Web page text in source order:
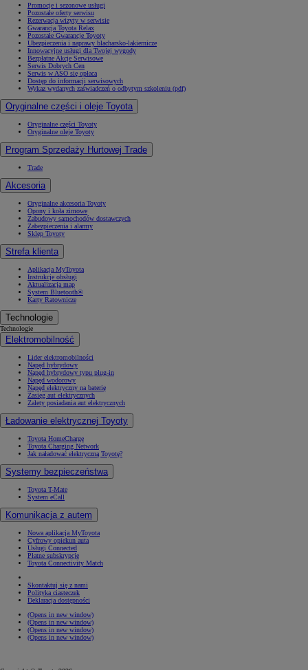
Promocje i sezonowe usługi
Pozostałe oferty serwisu
Rezerwacja wizyty w serwisie
Gwarancja Toyota Relax
Pozostałe Gwarancje Toyoty
Ubezpieczenia i naprawy blacharsko-lakiernicze
Innowacyjne usługi dla Twojej wygody
Bezpłatne Akcje Serwisowe
Serwis Dobrych Cen
Serwis w ASO się opłaca
Dostęp do informacji serwisowych
Wykaz wydanych zaświadczeń o odbytym szkoleniu (pdf)
Oryginalne części i oleje Toyota
Oryginalne części Toyoty
Oryginalne oleje Toyoty
Program Sprzedaży Hurtowej Trade
Trade
Akcesoria
Oryginalne akcesoria Toyoty
Opony i koła zimowe
Zabudowy samochodów dostawczych
Zabezpieczenia i alarmy
Sklep Toyoty
Strefa klienta
Aplikacja MyToyota
Instrukcje obsługi
Aktualizacja map
System Bluetooth®
Karty Ratownicze
Technologie
Technologie
Elektromobilność
Lider elektromobilności
Napęd hybrydowy
Napęd hybrydowy typu plug-in
Napęd wodorowy
Napęd elektryczny na baterię
Zasięg aut elektrycznych
Zalety posiadania aut elektrycznych
Ładowanie elektrycznej Toyoty
Toyota HomeCharge
Toyota Charging Network
Jak naładować elektryczną Toyotę?
Systemy bezpieczeństwa
Toyota T-Mate
System eCall
Komunikacja z autem
Nowa aplikacja MyToyota
Cyfrowy opiekun auta
Usługi Connected
Płatne subskrypcje
Toyota Connectivity Match
Skontaktuj się z nami
Polityka ciasteczek
Deklaracja dostępności
(Opens in new window)
(Opens in new window)
(Opens in new window)
(Opens in new window)